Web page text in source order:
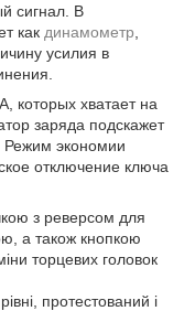
сигнал. В
как динамометр
усилия в
которых хватает на
заряда подскажет
Режим экономии
отключение ключа
з реверсом для
а також кнопкою
торцевих головок
протестований і